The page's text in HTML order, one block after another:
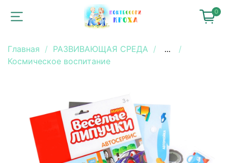
0
Главная РАЗВИВАЮЩАЯ СРЕДА
...
Космическое воспитание